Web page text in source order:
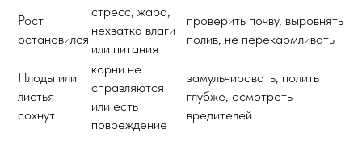
Рост
остановился
стресс, жара,
нехватка влаги
или питания
проверить почву, выровнять
полив, не перекармливать
Плоды или
листья
сохнут
корни не
справляются
или есть
повреждение
замульчировать, полить
глубже, осмотреть
вредителей